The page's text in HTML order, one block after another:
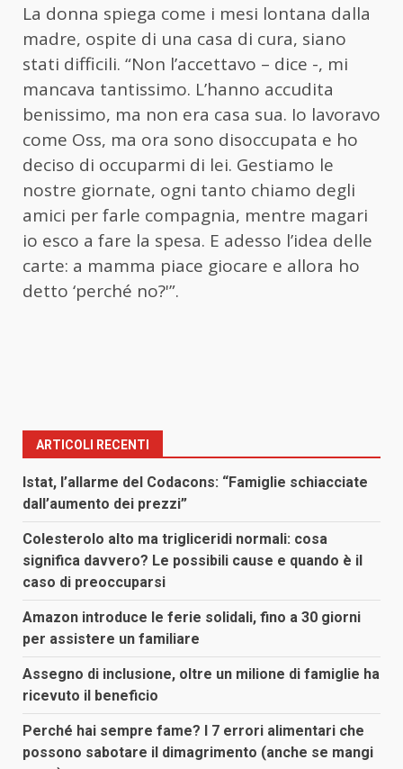
La donna spiega come i mesi lontana dalla
madre, ospite di una casa di cura, siano
stati difficili. “Non l’accettavo – dice -, mi
mancava tantissimo. L’hanno accudita
benissimo, ma non era casa sua. Io lavoravo
come Oss, ma ora sono disoccupata e ho
deciso di occuparmi di lei. Gestiamo le
nostre giornate, ogni tanto chiamo degli
amici per farle compagnia, mentre magari
io esco a fare la spesa. E adesso l’idea delle
carte: a mamma piace giocare e allora ho
detto ‘perché no?'”.
ARTICOLI RECENTI
Istat, l’allarme del Codacons: “Famiglie schiacciate
dall’aumento dei prezzi”
Colesterolo alto ma trigliceridi normali: cosa
significa davvero? Le possibili cause e quando è il
caso di preoccuparsi
Amazon introduce le ferie solidali, fino a 30 giorni
per assistere un familiare
Assegno di inclusione, oltre un milione di famiglie ha
ricevuto il beneficio
Perché hai sempre fame? I 7 errori alimentari che
possono sabotare il dimagrimento (anche se mangi